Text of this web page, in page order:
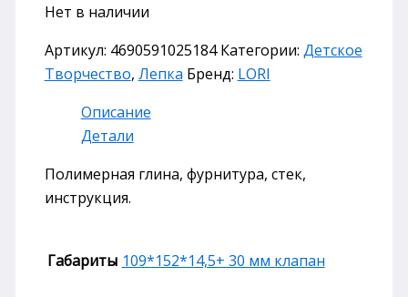
Нет в наличии
Артикул: 4690591025184 Категории: Детское
Творчество, Лепка Бренд: LORI
Описание
Детали
Полимерная глина, фурнитура, стек,
инструкция.
Габариты 109*152*14,5+ 30 мм клапан